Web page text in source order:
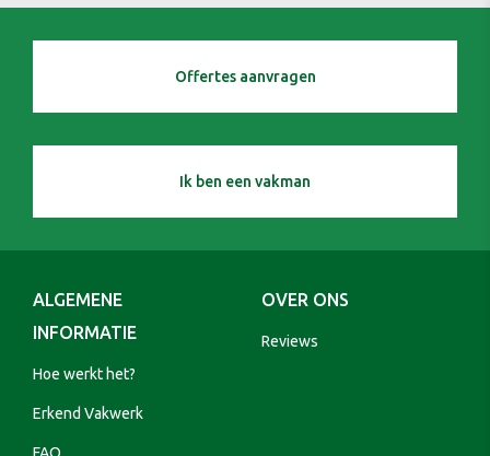
Offertes aanvragen
Ik ben een vakman
ALGEMENE
INFORMATIE
Hoe werkt het?
Erkend Vakwerk
OVER ONS
Reviews